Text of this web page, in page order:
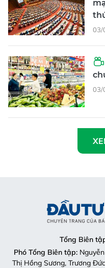
03/
03/
Tổng Biên
Phó Tổng Biên tập:Nguyễn
Thị Hồng Sương, Trương